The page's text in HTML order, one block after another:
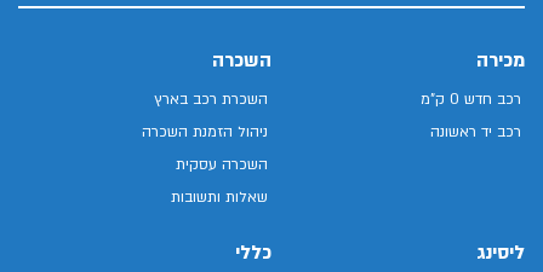
מכירה
רכב חדש 0 ק"מ
רכב יד ראשונה
השכרה
השכרת רכב בארץ
ניהול הזמנת השכרה
השכרה עסקית
שאלות ותשובות
ליסינג כללי